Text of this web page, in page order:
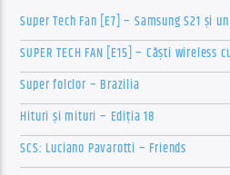
Super Tech Fan [E7] – Samsung S21 și
SUPER TECH FAN [E15] – Căști wireless
Super folclor – Brazilia
Hituri și mituri – Ediția 18
SCS: Luciano Pavarotti – Friends